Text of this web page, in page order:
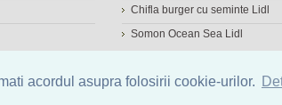
acordul asupra folosirii cookie-urilor.
Chifla burger cu seminte Lidl
Somon Ocean Sea Lidl
| Calculator calorii| Calorii consumate|IMC